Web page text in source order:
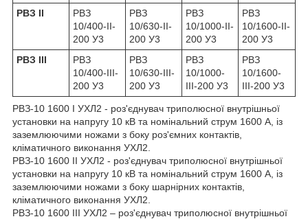
РВЗ II
РВЗ
10/400-II-
200 У3
РВЗ
10/630-II-
200 У3
РВЗ
10/1000-II-
200 У3
РВЗ
10/1600-II-
200 У3
РВЗ III
РВЗ
10/400-III-
200 У3
РВЗ
10/630-III-
200 У3
РВЗ
10/1000-
III-200 У3
РВЗ
10/1600-
III-200 У3
РВЗ-10 1600 I УХЛ2 - роз'єднувач триполюсної внутрішньої
установки на напругу 10 кВ та номінальний струм 1600 А, із
заземлюючими ножами з боку роз'ємних контактів,
кліматичного виконання УХЛ2.
РВЗ-10 1600 II УХЛ2 - роз'єднувач триполюсної внутрішньої
установки на напругу 10 кВ та номінальний струм 1600 А, із
заземлюючими ножами з боку шарнірних контактів,
кліматичного виконання УХЛ2.
РВЗ-10 1600 III УХЛ2 – роз'єднувач триполюсної внутрішньої